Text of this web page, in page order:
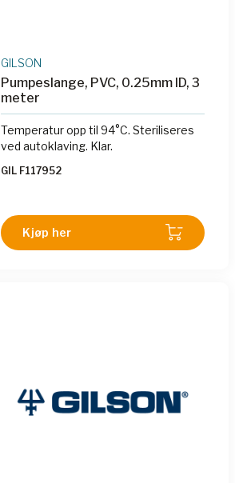
GILSON
Pumpeslange, PVC, 0.25mm ID, 3
meter
Temperatur opp til 94°C. Steriliseres
ved autoklaving. Klar.
GIL F117952
Kjøp her